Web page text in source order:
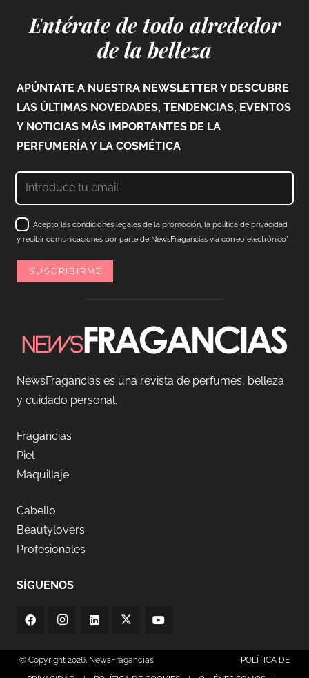
Entérate de todo alrededor
de la belleza
APÚNTATE A NUESTRA NEWSLETTER Y DESCUBRE
LAS ÚLTIMAS NOVEDADES, TENDENCIAS, EVENTOS
Y NOTICIAS MÁS IMPORTANTES DE LA
PERFUMERÍA Y LA COSMÉTICA
Acepto las condiciones legales de la promoción, la política de privacidad
y recibir comunicaciones por parte de NewsFragancias vía correo electrónico*
NewsFragancias es una revista de perfumes, belleza
y cuidado personal.
Fragancias
Piel
Maquillaje
Cabello
Beautylovers
Profesionales
SÍGUENOS
© Copyright 2026. NewsFragancias POLÍTICA DE